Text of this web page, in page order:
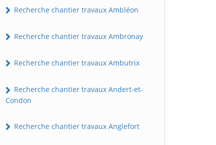
Recherche chantier travaux Ambléon
Recherche chantier travaux Ambronay
Recherche chantier travaux Ambutrix
Recherche chantier travaux Andert-et-
Condon
Recherche chantier travaux Anglefort